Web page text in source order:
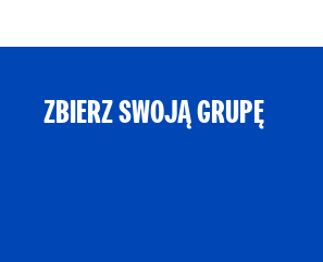
ZBIERZ SWOJĄ GRUPĘ